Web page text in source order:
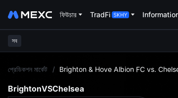
ফিউচার TradFi
সব
প্রেডিকশন মার্কেট / Brighton & Hove Albion FC vs.
BrightonVSChelsea